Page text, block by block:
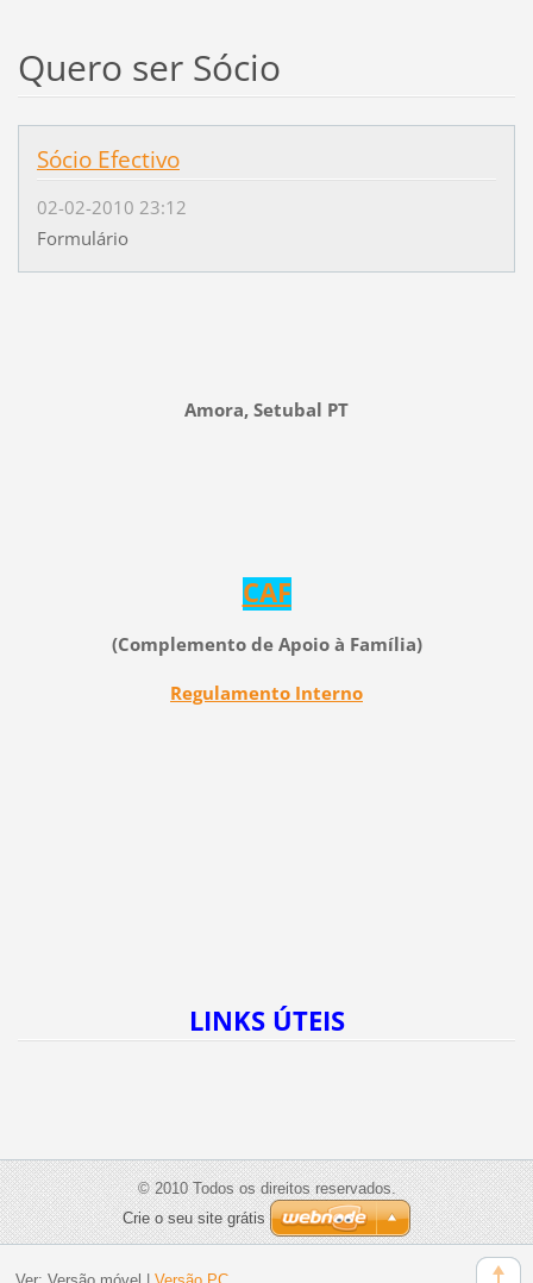
Quero ser Sócio
Sócio Efectivo
02-02-2010 23:12
Formulário
Amora, Setubal PT
CAF
(Complemento de Apoio à Família)
Regulamento Interno
LINKS ÚTEIS
© 2010 Todos os direitos reservados.
Crie o seu site grátis